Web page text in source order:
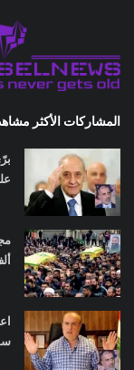
المشاركات الأكثر